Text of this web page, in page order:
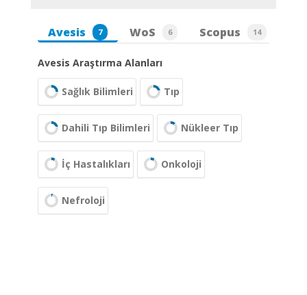
Avesis 7 WoS 6 Scopus 14
Avesis Araştırma Alanları
Sağlık Bilimleri Tıp
Dahili Tıp Bilimleri Nükleer Tıp
İç Hastalıkları Onkoloji
Nefroloji